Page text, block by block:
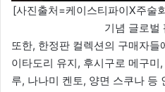
[사진출처=케이스티파이X주술
기념 글로벌
또한, 한정판 컬렉션의 구매자
이타도리 유지, 후시구로 메구미
루, 나나미 켄토, 양면 스쿠나 등